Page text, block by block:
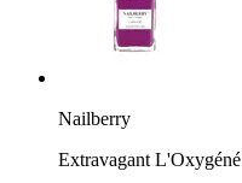
Nailberry
Extravagant L'Oxygéné